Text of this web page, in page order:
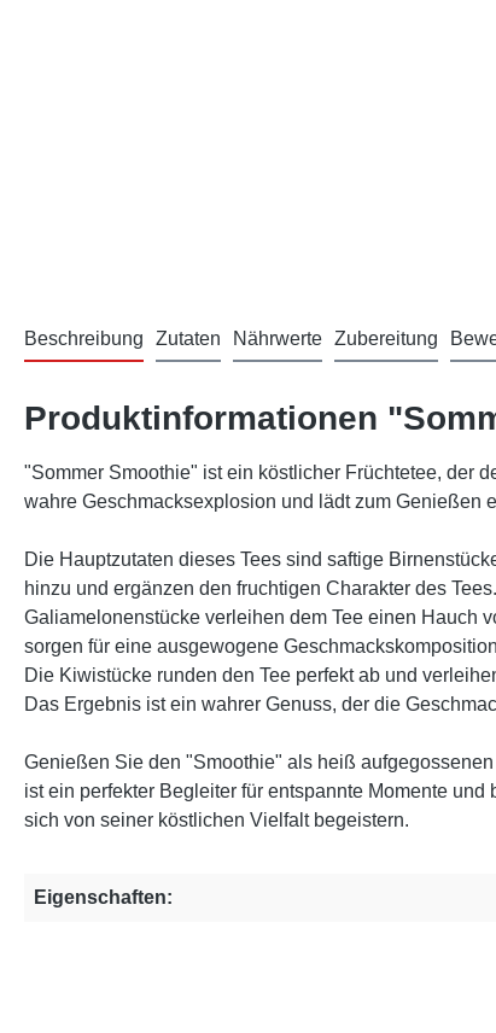
Beschreibung Zutaten Nährwerte Zubereitung
Produktinformationen
"Sommer Smoothie" ist ein köstlicher Früchtetee, der
wahre Geschmacksexplosion und lädt zum Genießen
Die Hauptzutaten dieses Tees sind saftige
hinzu und ergänzen den fruchtigen Charakter des
Galiamelonenstücke verleihen dem Tee einen Hauch
sorgen für eine ausgewogene
Die Kiwistücke runden den Tee perfekt ab und
Das Ergebnis ist ein wahrer Genuss, der die
Genießen Sie den "Smoothie" als heiß
ist ein perfekter Begleiter für entspannte Momente
sich von seiner köstlichen Vielfalt begeistern.
Eigenschaften: